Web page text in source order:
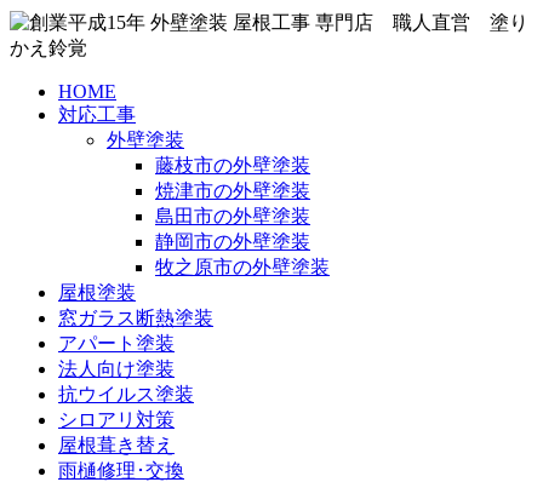
HOME
対応工事
外壁塗装
藤枝市の外壁塗装
焼津市の外壁塗装
島田市の外壁塗装
静岡市の外壁塗装
牧之原市の外壁塗装
屋根塗装
窓ガラス断熱塗装
アパート塗装
法人向け塗装
抗ウイルス塗装
シロアリ対策
屋根葺き替え
雨樋修理･交換